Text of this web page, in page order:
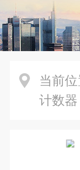
当前位
计数器